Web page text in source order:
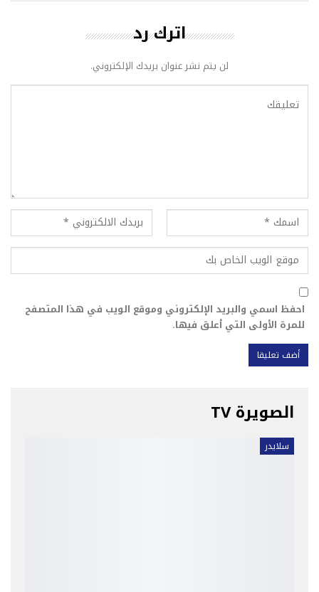
اترك رد
لن يتم نشر عنوان بريدك الإلكتروني.
احفظ اسمي والبريد الإلكتروني وموقع الويب في هذا المتصفح
للمرة الأولى التي أعلق فيها.
الصويرة TV
سلايدر